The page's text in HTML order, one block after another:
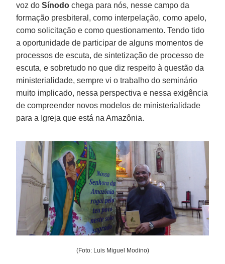
voz doSínodo chega para nós, nesse campo da
formação presbiteral, como interpelação, como apelo,
como solicitação e como questionamento. Tendo tido
a oportunidade de participar de alguns momentos de
processos de escuta, de sintetização de processo de
escuta, e sobretudo no que diz respeito à questão da
ministerialidade, sempre vi o trabalho do seminário
muito implicado, nessa perspectiva e nessa exigência
de compreender novos modelos de ministerialidade
para a Igreja que está na Amazônia.
(Foto: Luis Miguel Modino)